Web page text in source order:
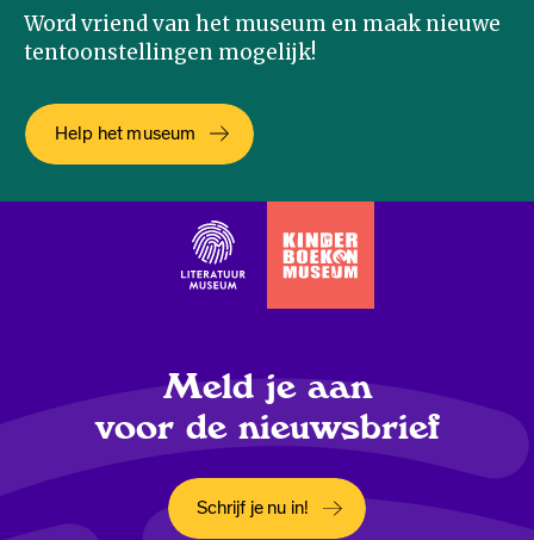
Word vriend van het museum en maak nieuwe
tentoonstellingen mogelijk!
Help het museum
Meld je aan
voor de nieuwsbrief
Opent in een nieuw tabblad
Schrijf je nu in!